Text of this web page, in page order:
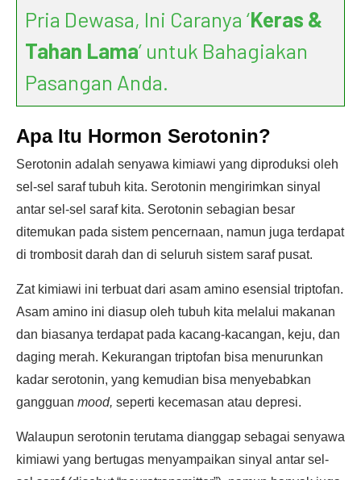
Pria Dewasa, Ini Caranya ‘Keras &
Tahan Lama’ untuk Bahagiakan
Pasangan Anda.
Apa Itu Hormon Serotonin?
Serotonin adalah senyawa kimiawi yang diproduksi oleh
sel-sel saraf tubuh kita. Serotonin mengirimkan sinyal
antar sel-sel saraf kita. Serotonin sebagian besar
ditemukan pada sistem pencernaan, namun juga terdapat
di trombosit darah dan di seluruh sistem saraf pusat.
Zat kimiawi ini terbuat dari asam amino esensial triptofan.
Asam amino ini diasup oleh tubuh kita melalui makanan
dan biasanya terdapat pada kacang-kacangan, keju, dan
daging merah. Kekurangan triptofan bisa menurunkan
kadar serotonin, yang kemudian bisa menyebabkan
gangguan mood, seperti kecemasan atau depresi.
Walaupun serotonin terutama dianggap sebagai senyawa
kimiawi yang bertugas menyampaikan sinyal antar sel-